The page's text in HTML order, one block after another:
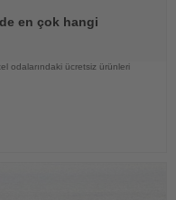
en çok hangi
odalarındaki ücretsiz ürünleri